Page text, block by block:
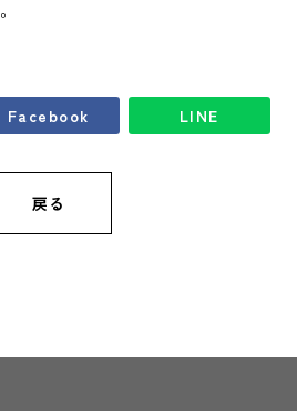
Facebook LINE
戻る